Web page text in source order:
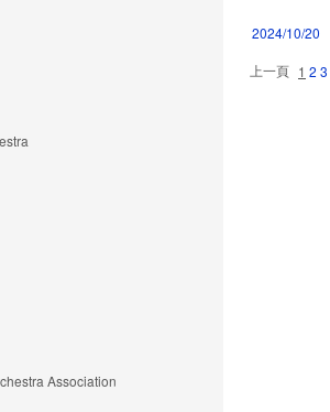
Association
2024/10/20
上一頁 1 2 3